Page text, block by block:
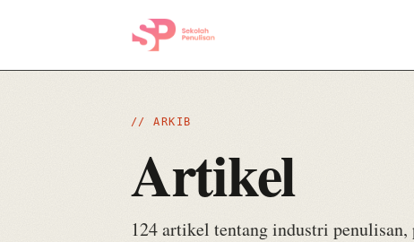
// ARKIB
Artikel
124 artikel tentang industri